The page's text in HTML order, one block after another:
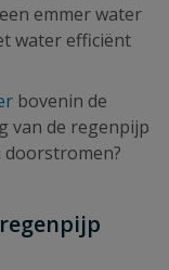
emmer water
water efficiënt
bovenin de
van de regenpijp